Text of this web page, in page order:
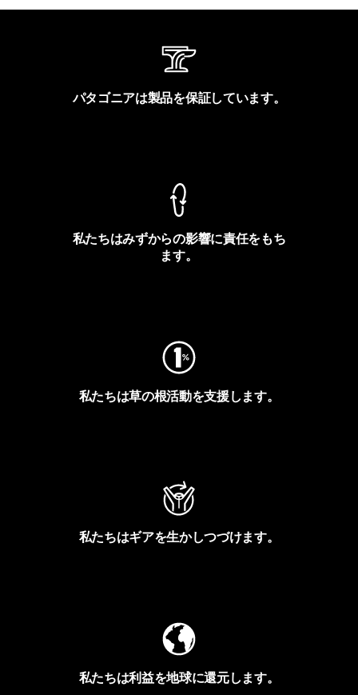
パタゴニアは製品を保証しています。
私たちはみずからの影響に責任をもち
ます。
私たちは草の根活動を支援します。
私たちはギアを生かしつづけます。
私たちは利益を地球に還元します。